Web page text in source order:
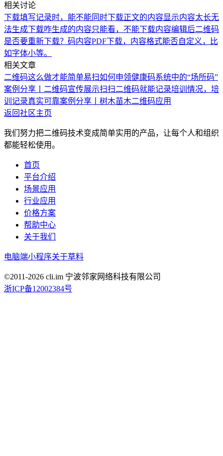
相关讨论
下载填写记录时，能不能同时下载正文的内容显示内容太长无
法生成下载咋生成的内容只能看，不能下载内容编辑后二维码
是否要重新下载？ 码内容PDF下载，内容格式能否自定义，比
如字体小等。
相关文章
二维码这么做才能简单易扫如何申领健康码系统中的“场所码”
案例分享丨二维码宣传展示扫扫二维码就能记录培训情况，培
训记录真实可靠案例分享丨树木苗木二维码应用
返回社区主页
我们努力把二维码技术变成简单实用的产品，让每个人和组织
都能轻松使用。
首页
平台介绍
场景应用
行业应用
价格方案
帮助中心
关于我们
电脑端小程序关于草料
©2011-2026 cli.im 宁波邻家网络科技有限公司
浙ICP备12002384号